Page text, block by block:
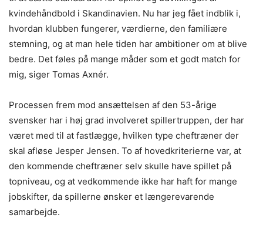
kvindehåndbold i Skandinavien. Nu har jeg fået indblik i,
hvordan klubben fungerer, værdierne, den familiære
stemning, og at man hele tiden har ambitioner om at blive
bedre. Det føles på mange måder som et godt match for
mig, siger Tomas Axnér.
Processen frem mod ansættelsen af den 53-årige
svensker har i høj grad involveret spillertruppen, der har
været med til at fastlægge, hvilken type cheftræner der
skal afløse Jesper Jensen. To af hovedkriterierne var, at
den kommende cheftræner selv skulle have spillet på
topniveau, og at vedkommende ikke har haft for mange
jobskifter, da spillerne ønsker et længerevarende
samarbejde.